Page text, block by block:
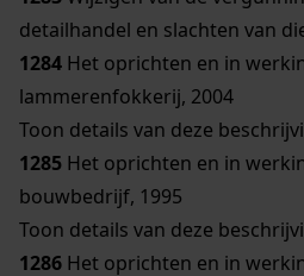
detailhandel en slachten van
1284 Het oprichten en in
lammerenfokkerij, 2004
Toon details van deze
1285 Het oprichten en in
bouwbedrijf, 1995
Toon details van deze
1286 Het oprichten en in